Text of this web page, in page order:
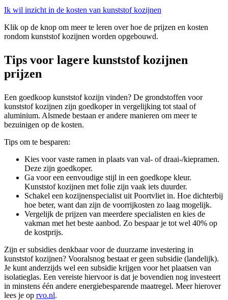
Ik wil inzicht in de kosten van kunststof kozijnen
Klik op de knop om meer te leren over hoe de prijzen en kosten
rondom kunststof kozijnen worden opgebouwd.
Tips voor lagere kunststof kozijnen
prijzen
Een goedkoop kunststof kozijn vinden? De grondstoffen voor
kunststof kozijnen zijn goedkoper in vergelijking tot staal of
aluminium. Alsmede bestaan er andere manieren om meer te
bezuinigen op de kosten.
Tips om te besparen:
Kies voor vaste ramen in plaats van val- of draai-/kiepramen.
Deze zijn goedkoper.
Ga voor een eenvoudige stijl in een goedkope kleur.
Kunststof kozijnen met folie zijn vaak iets duurder.
Schakel een kozijnenspecialist uit Poortvliet in. Hoe dichterbij
hoe beter, want dan zijn de voorrijkosten zo laag mogelijk.
Vergelijk de prijzen van meerdere specialisten en kies de
vakman met het beste aanbod. Zo bespaar je tot wel 40% op
de kostprijs.
Zijn er subsidies denkbaar voor de duurzame investering in
kunststof kozijnen? Vooralsnog bestaat er geen subsidie (landelijk).
Je kunt anderzijds wel een subsidie krijgen voor het plaatsen van
isolatieglas. Een vereiste hiervoor is dat je bovendien nog investeert
in minstens één andere energiebesparende maatregel. Meer hierover
lees je op rvo.nl.